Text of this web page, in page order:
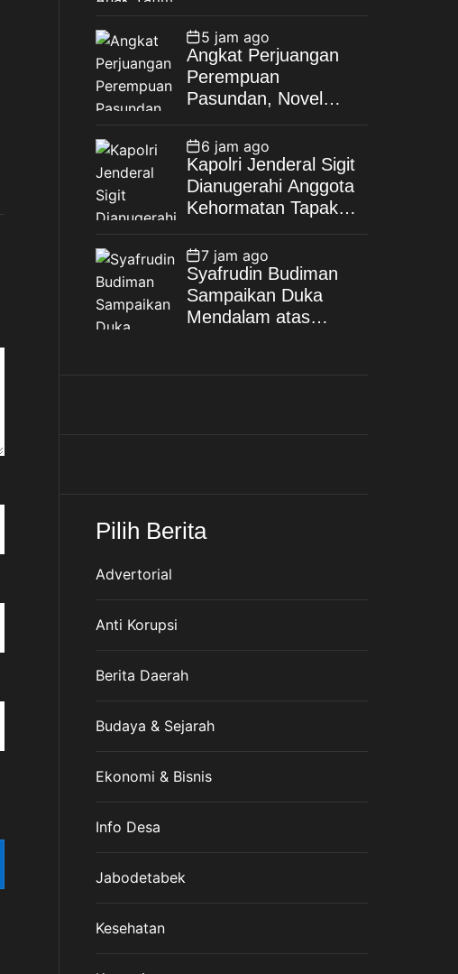
Perkuat Kepedulian
Sosial
5 jam ago
Angkat Perjuangan
Perempuan
Pasundan, Novel
Diluncurkan dan
Diharapkan Tembus
Layar Lebar
6 jam ago
Kapolri Jenderal Sigit
Dianugerahi Anggota
Kehormatan Tapak
Ikatan Polri–
Muhammadiyah
7 jam ago
Syafrudin Budiman
Sampaikan Duka
Mendalam atas
Pilih Berita
Advertorial
Anti Korupsi
Berita Daerah
Budaya & Sejarah
Ekonomi & Bisnis
Info Desa
Jabodetabek
Kesehatan